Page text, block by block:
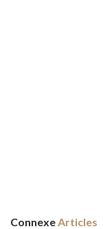
ConnexeArticles